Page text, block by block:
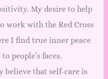
My desire to help
work with the Red Cross
I find true inner peace
people’s faces.
believe that self-care is